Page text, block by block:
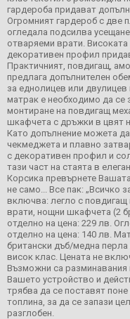
гардероба придават
Огромният гардероб с две
огледала подсилва
отваряеми врати.
декоративен профил
Практичният, повдигащ,
предлага допълнителен
за еднолицев или
матрак е необходимо да се
монтиране на повдигащ
шкафчета с дръжки в цвят
Като допълнение можета
чекмеджета и плавно
с декоративен профил и
тази част на стаята в
Корсика превърнете
не само... Все пак: „Всичко
включва: легло с повдигащ
врати, нощни шкафчета (2
отделно на цена: 229 лв.
отделно на цена: 140 лв.
британски дъб/медна перла
висок клас. Цената не
Възможни са разминавания
Вашето устройство и
трябва да се поставят
топлина, за да се запази
разглобен.